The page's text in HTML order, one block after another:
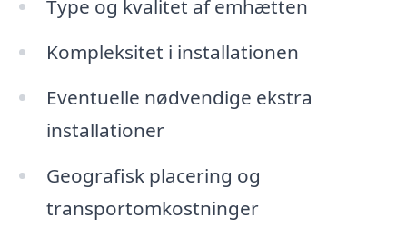
Type og kvalitet af emhætten
Kompleksitet i installationen
Eventuelle nødvendige ekstra
installationer
Geografisk placering og
transportomkostninger